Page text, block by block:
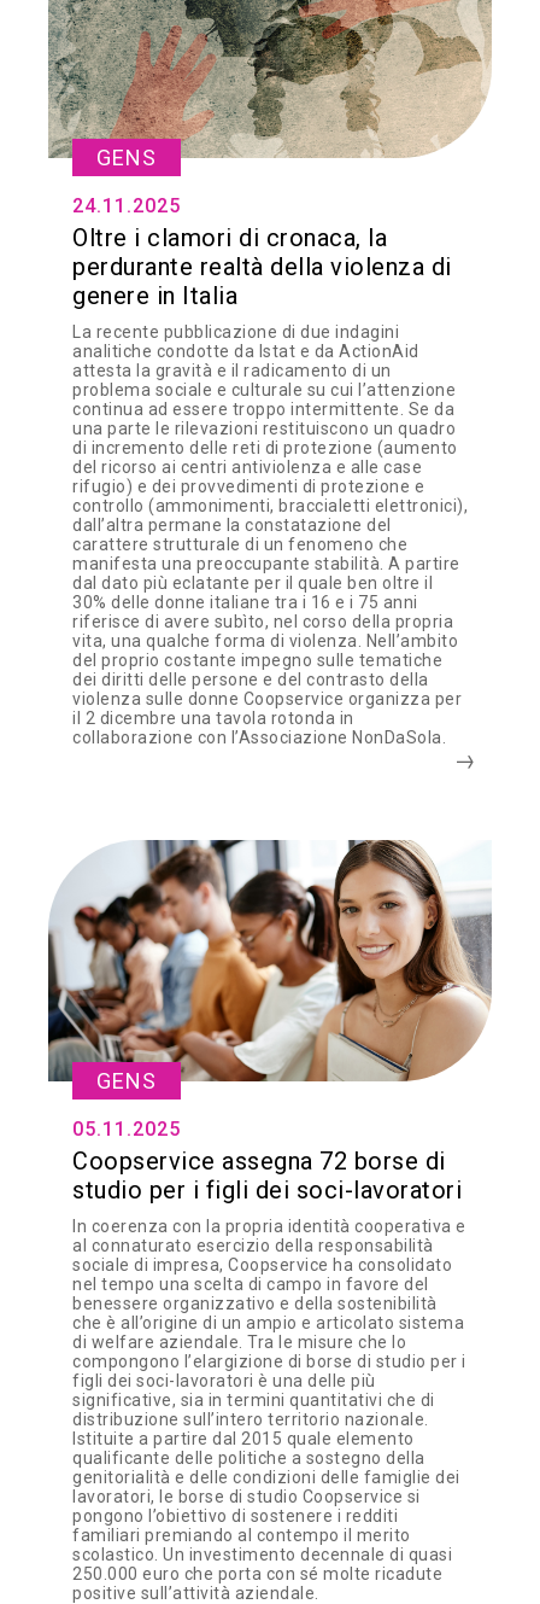
GENS
24.11.2025
Oltre i clamori di cronaca, la
perdurante realtà della violenza di
genere in Italia
La recente pubblicazione di due indagini
analitiche condotte da Istat e da ActionAid
attesta la gravità e il radicamento di un
problema sociale e culturale su cui l’attenzione
continua ad essere troppo intermittente. Se da
una parte le rilevazioni restituiscono un quadro
di incremento delle reti di protezione (aumento
del ricorso ai centri antiviolenza e alle case
rifugio) e dei provvedimenti di protezione e
controllo (ammonimenti, braccialetti elettronici),
dall’altra permane la constatazione del
carattere strutturale di un fenomeno che
manifesta una preoccupante stabilità. A partire
dal dato più eclatante per il quale ben oltre il
30% delle donne italiane tra i 16 e i 75 anni
riferisce di avere subìto, nel corso della propria
vita, una qualche forma di violenza. Nell’ambito
del proprio costante impegno sulle tematiche
dei diritti delle persone e del contrasto della
violenza sulle donne Coopservice organizza per
il 2 dicembre una tavola rotonda in
collaborazione con l’Associazione NonDaSola.
GENS
05.11.2025
Coopservice assegna 72 borse di
studio per i figli dei soci-lavoratori
In coerenza con la propria identità cooperativa e
al connaturato esercizio della responsabilità
sociale di impresa, Coopservice ha consolidato
nel tempo una scelta di campo in favore del
benessere organizzativo e della sostenibilità
che è all’origine di un ampio e articolato sistema
di welfare aziendale. Tra le misure che lo
compongono l’elargizione di borse di studio per i
figli dei soci-lavoratori è una delle più
significative, sia in termini quantitativi che di
distribuzione sull’intero territorio nazionale.
Istituite a partire dal 2015 quale elemento
qualificante delle politiche a sostegno della
genitorialità e delle condizioni delle famiglie dei
lavoratori, le borse di studio Coopservice si
pongono l’obiettivo di sostenere i redditi
familiari premiando al contempo il merito
scolastico. Un investimento decennale di quasi
250.000 euro che porta con sé molte ricadute
positive sull’attività aziendale.